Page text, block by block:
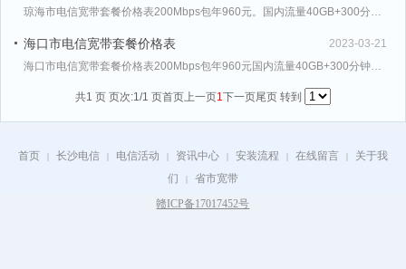
2023-03-21
海口市电信宽带套餐价格表
共1 页 页次:1/1 页首页 上一页1 下一页尾页 转到
首页 | 长沙电信 | 电信活动 | 资讯中心 | 安装流程 | 在线留言 |
关于我
们
|
省市宽带
赣ICP备17017452号